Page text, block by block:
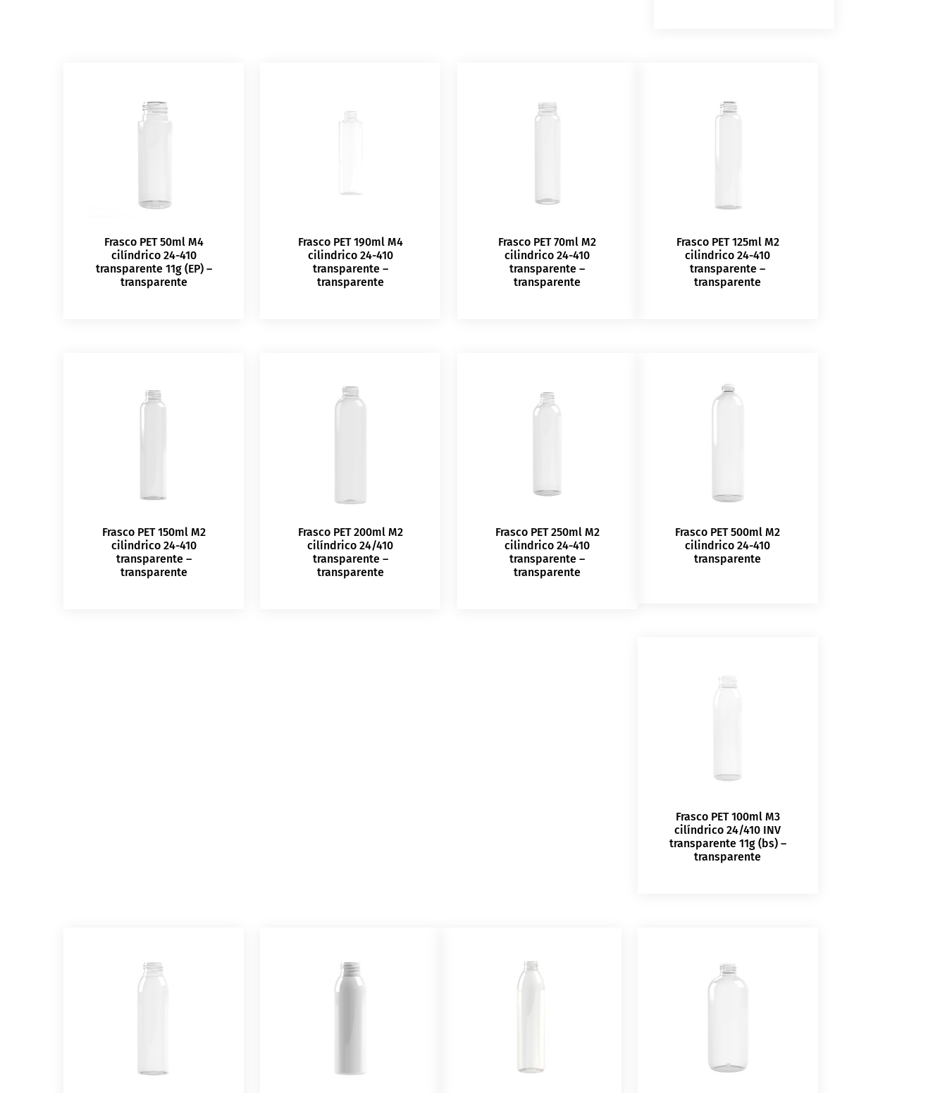
Frasco PET 50ml M4
cilíndrico 24-410
transparente 11g (EP) –
transparente
Frasco PET 190ml M4
cilindrico 24-410
transparente –
transparente
Frasco PET 70ml M2
cilindrico 24-410
transparente –
transparente
Frasco PET 125ml M2
cilindrico 24-410
transparente –
transparente
Frasco PET 150ml M2
cilindrico 24-410
transparente –
transparente
Frasco PET 200ml M2
cilíndrico 24/410
transparente –
transparente
Frasco PET 250ml M2
cilindrico 24-410
transparente –
transparente
Frasco PET 500ml M2
cilindrico 24-410
transparente
Frasco PET 100ml M3
cilíndrico 24/410 INV
transparente 11g (bs) –
transparente